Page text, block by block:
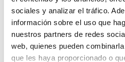
sociales y analizar el tráfico.
información sobre el uso que
nuestros partners de redes
web, quienes pueden
que les haya proporcionado o